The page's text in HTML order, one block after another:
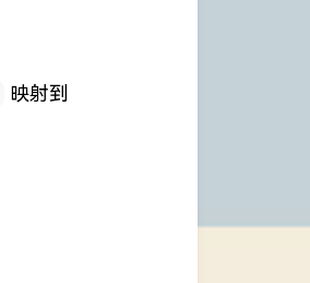
映射到